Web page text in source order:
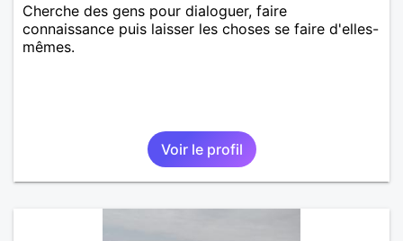
Cherche des gens pour dialoguer, faire
connaissance puis laisser les choses se faire d'elles-
mêmes.
Voir le profil